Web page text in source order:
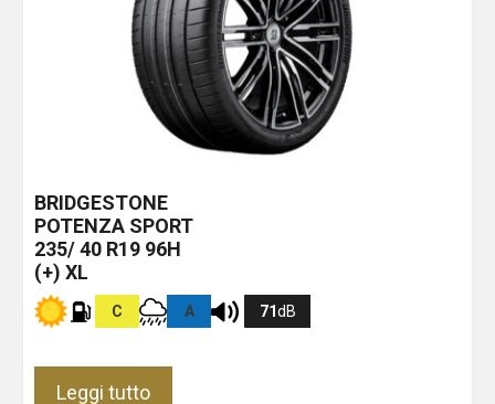
BRIDGESTONE
POTENZA SPORT
235/ 40 R19 96H
(+) XL
C A 71dB
Leggi tutto